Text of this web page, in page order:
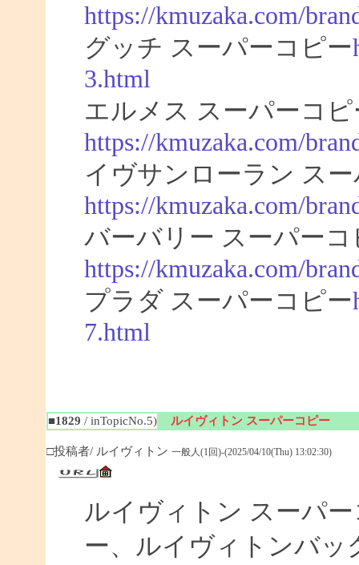
https://kmuzaka.com/
グッチ スーパーコピー
3.html
エルメス スーパーコピ
https://kmuzaka.com/
イヴサンローラン ス
https://kmuzaka.com/
バーバリー スーパーコ
https://kmuzaka.com/
プラダ スーパーコピー
7.html
■1829 / inTopicNo.5) ルイヴィトン スーパーコピー
□投稿者/ ルイヴィトン 一般人(1回)-(2025/04/10(Thu) 13:02:30)
ルイヴィトン スーパ
ー、ルイヴィトンバ